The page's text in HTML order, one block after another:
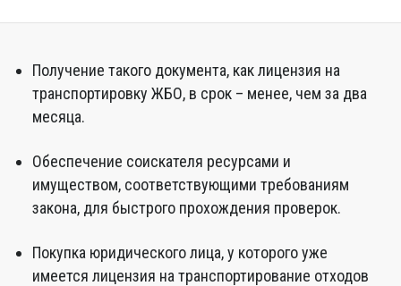
Получение такого документа, как лицензия на
транспортировку ЖБО, в срок – менее, чем за два
месяца.
Обеспечение соискателя ресурсами и
имуществом, соответствующими требованиям
закона, для быстрого прохождения проверок.
Покупка юридического лица, у которого уже
имеется лицензия на транспортирование отходов